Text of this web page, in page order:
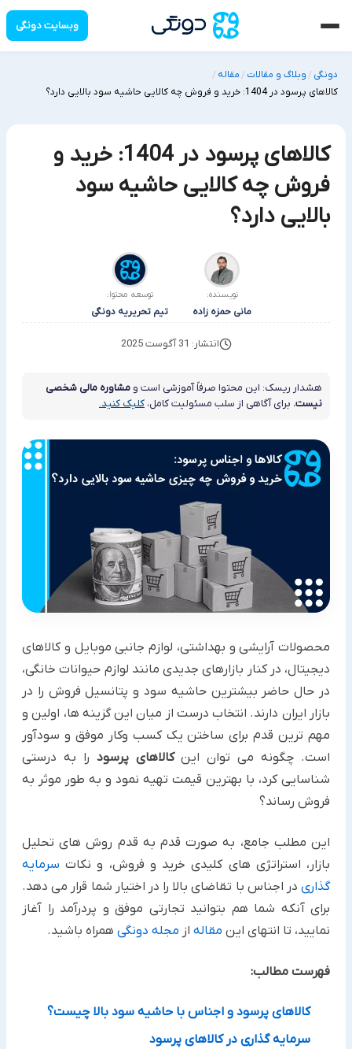
وبسایت دونگی
دونگی /وبلاگ و مقالات /مقاله /
کالاهای پرسود در 1404: خرید و فروش چه کالایی حاشیه سود بالایی دارد؟
کالاهای پرسود در 1404: خرید و
فروش چه کالایی حاشیه سود
بالایی دارد؟
نویسنده:
مانی حمزه زاده
توسعه محتوا:
تیم تحریریه دونگی
انتشار: 31 آگوست 2025
هشدار ریسک: این محتوا صرفاً آموزشی است و مشاوره مالی شخصی
نیست. برای آگاهی از سلب مسئولیت کامل، کلیک کنید.
محصولات آرایشی و بهداشتی، لوازم جانبی موبایل و کالاهای
دیجیتال، در کنار بازارهای جدیدی مانند لوازم حیوانات خانگی،
در حال حاضر بیشترین حاشیه سود و پتانسیل فروش را در
بازار ایران دارند. انتخاب درست از میان این گزینه ها، اولین و
مهم ترین قدم برای ساختن یک کسب وکار موفق و سودآور
است. چگونه می توان اینکالاهای پرسود را به درستی
شناسایی کرد، با بهترین قیمت تهیه نمود و به طور موثر به
فروش رساند؟
این مطلب جامع، به صورت قدم به قدم روش های تحلیل
بازار، استراتژی های کلیدی خرید و فروش، و نکاتسرمایه
گذاری در اجناس با تقاضای بالا را در اختیار شما قرار می دهد.
برای آنکه شما هم بتوانید تجارتی موفق و پردرآمد را آغاز
نمایید، تا انتهای این مقاله از مجله دونگی همراه باشید.
فهرست مطالب:
کالاهای پرسود و اجناس با حاشیه سود بالا چیست؟
سرمایه گذاری در کالاهای پرسود